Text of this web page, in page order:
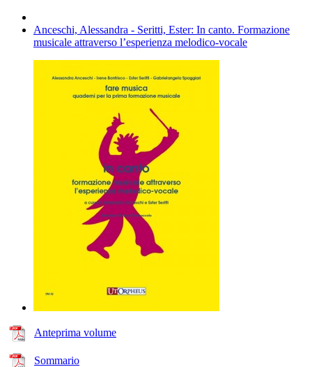
Anceschi, Alessandra - Seritti, Ester: In canto. Formazione
musicale attraverso l’esperienza melodico-vocale
Anteprima volume
Sommario